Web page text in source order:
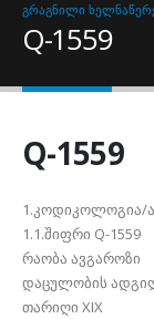
ᲒᲠᲐᲒᲜᲘᲚᲘ
Q-1559
Q-1559
1.კოდიკოლოგია/
1.1.შიფრი Q-1559
რაობა ავგაროზი
დაცულობის
თარიღი XIX